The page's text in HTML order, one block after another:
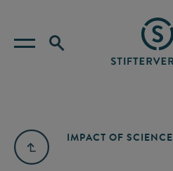
IMPACT OF SCIENCE